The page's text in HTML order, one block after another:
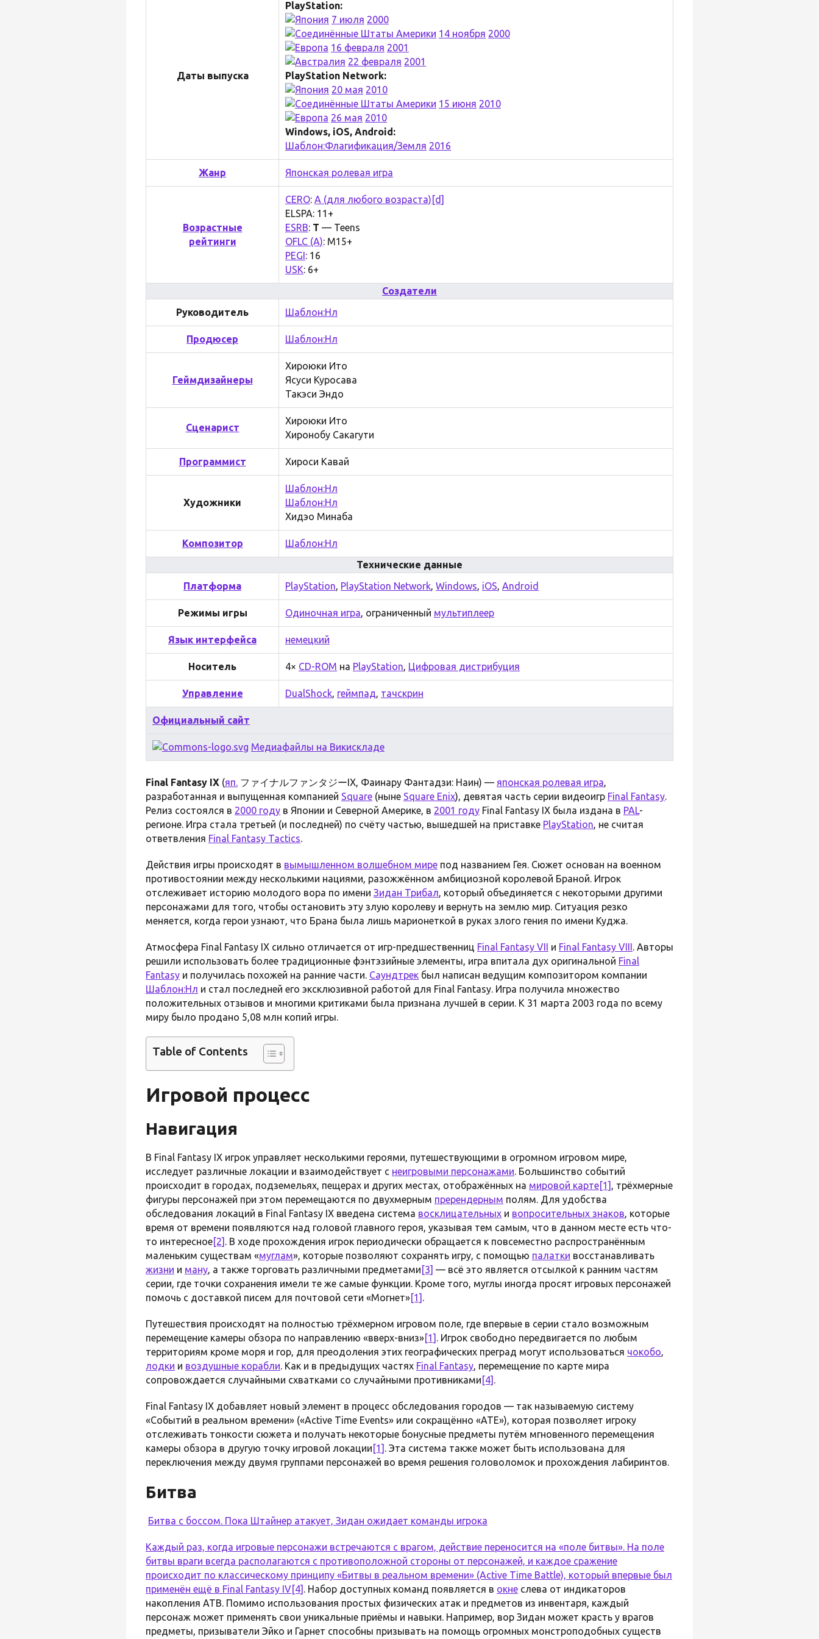
Даты выпуска
PlayStation:
7 июля 2000
14 ноября 2000
16 февраля 2001
22 февраля 2001
PlayStation Network:
20 мая 2010
15 июня 2010
26 мая 2010
Windows, iOS, Android:
Шаблон:Флагификация/Земля 2016
Жанр Японская ролевая игра
Возрастные
рейтинги
CERO: A (для любого возраста) [d]
ELSPA: 11+
ESRB: T — Teens
OFLC (A): M15+
PEGI: 16
USK: 6+
Создатели
Руководитель
Шаблон:Нл
Продюсер Шаблон:Нл
Геймдизайнеры
Хироюки Ито
Ясуси Куросава
Такэси Эндо
Сценарист
Хироюки Ито
Хиронобу Сакагути
Программист Хироси Кавай
Художники
Шаблон:Нл
Шаблон:Нл
Хидэо Минаба
Композитор
Шаблон:Нл
Технические данные
Платформа
PlayStation, PlayStation Network, Windows, iOS, Android
Режимы игры Одиночная игра, ограниченный мультиплеер
Язык интерфейса немецкий
Носитель 4× CD-ROM на PlayStation, Цифровая дистрибуция
Управление DualShock, геймпад, тачскрин
Официальный сайт
Медиафайлы на Викискладе
Final Fantasy IX (яп. ファイナルファンタジーIX, Фаинару Фантадзи: Наин) — японская ролевая игра,
разработанная и выпущенная компанией Square (ныне Square Enix), девятая часть серии видеоигр Final Fantasy.
Релиз состоялся в 2000 году в Японии и Северной Америке, в 2001 году Final Fantasy IX была издана в PAL-
регионе. Игра стала третьей (и последней) по счёту частью, вышедшей на приставке PlayStation, не считая
ответвления Final Fantasy Tactics.
Действия игры происходят в вымышленном волшебном мире под названием Гея. Сюжет основан на военном
противостоянии между несколькими нациями, разожжённом амбициозной королевой Браной. Игрок
отслеживает историю молодого вора по имени Зидан Трибал, который объединяется с некоторыми другими
персонажами для того, чтобы остановить эту злую королеву и вернуть на землю мир. Ситуация резко
меняется, когда герои узнают, что Брана была лишь марионеткой в руках злого гения по имени Куджа.
Атмосфера Final Fantasy IX сильно отличается от игр-предшественниц Final Fantasy VII и Final Fantasy VIII. Авторы
решили использовать более традиционные фэнтэзийные элементы, игра впитала дух оригинальной Final
Fantasy и получилась похожей на ранние части. Саундтрек был написан ведущим композитором компании
Шаблон:Нл и стал последней его эксклюзивной работой для Final Fantasy. Игра получила множество
положительных отзывов и многими критиками была признана лучшей в серии. К 31 марта 2003 года по всему
миру было продано 5,08 млн копий игры.
Table of Contents
Игровой процесс
Навигация
В Final Fantasy IX игрок управляет несколькими героями, путешествующими в огромном игровом мире,
исследует различные локации и взаимодействует с неигровыми персонажами. Большинство событий
происходит в городах, подземельях, пещерах и других местах, отображённых на мировой карте[1] , трёхмерные
фигуры персонажей при этом перемещаются по двухмерным пререндерным полям. Для удобства
обследования локаций в Final Fantasy IX введена система восклицательных и вопросительных знаков, которые
время от времени появляются над головой главного героя, указывая тем самым, что в данном месте есть что-
то интересное[2] . В ходе прохождения игрок периодически обращается к повсеместно распространённым
маленьким существам «муглам», которые позволяют сохранять игру, с помощью палатки восстанавливать
жизни и ману, а также торговать различными предметами [3] — всё это является отсылкой к ранним частям
серии, где точки сохранения имели те же самые функции. Кроме того, муглы иногда просят игровых персонажей
помочь с доставкой писем для почтовой сети «Могнет»[1] .
Путешествия происходят на полностью трёхмерном игровом поле, где впервые в серии стало возможным
перемещение камеры обзора по направлению «вверх-вниз»[1] . Игрок свободно передвигается по любым
территориям кроме моря и гор, для преодоления этих географических преград могут использоваться чокобо,
лодки и воздушные корабли. Как и в предыдущих частях Final Fantasy, перемещение по карте мира
сопровождается случайными схватками со случайными противниками [4] .
Final Fantasy IX добавляет новый элемент в процесс обследования городов — так называемую систему
«Событий в реальном времени» («Active Time Events» или сокращённо «ATE»), которая позволяет игроку
отслеживать тонкости сюжета и получать некоторые бонусные предметы путём мгновенного перемещения
камеры обзора в другую точку игровой локации [1] . Эта система также может быть использована для
переключения между двумя группами персонажей во время решения головоломок и прохождения лабиринтов.
Битва
Битва с боссом. Пока Штайнер атакует, Зидан ожидает команды игрока
Каждый раз, когда игровые персонажи встречаются с врагом, действие переносится на «поле битвы». На поле
битвы враги всегда располагаются с противоположной стороны от персонажей, и каждое сражение
происходит по классическому принципу «Битвы в реальном времени» (Active Time Battle), который впервые был
применён ещё в Final Fantasy IV[4] . Набор доступных команд появляется в окне слева от индикаторов
накопления ATB. Помимо использования простых физических атак и предметов из инвентаря, каждый
персонаж может применять свои уникальные приёмы и навыки. Например, вор Зидан может красть у врагов
предметы, призыватели Эйко и Гарнет способны призывать на помощь огромных монстроподобных существ